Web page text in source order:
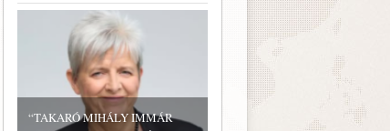
“TAKARÓ MIHÁLY IMMÁR